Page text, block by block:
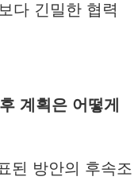
다 긴밀한 협력
계획은 어떻게
된 방안의 후속조